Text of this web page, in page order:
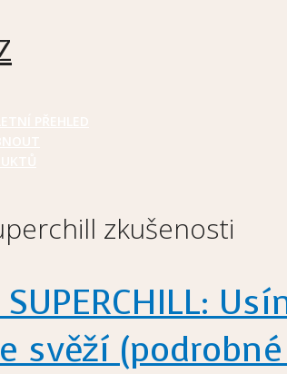
zkušenosti
svěží